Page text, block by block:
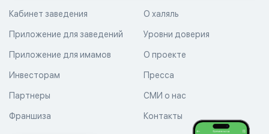
О халяль
Уровни доверия
Кабинет заведения
Приложение для заведений
Приложение для имамов О проекте
Пресса
СМИ о нас
Контакты
Инвесторам
Партнеры
Франшиза